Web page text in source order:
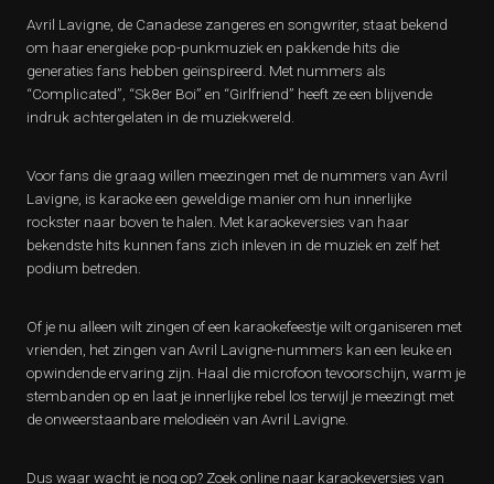
Avril Lavigne, de Canadese zangeres en songwriter, staat bekend
om haar energieke pop-punkmuziek en pakkende hits die
generaties fans hebben geïnspireerd. Met nummers als
“Complicated”, “Sk8er Boi” en “Girlfriend” heeft ze een blijvende
indruk achtergelaten in de muziekwereld.
Voor fans die graag willen meezingen met de nummers van Avril
Lavigne, is karaoke een geweldige manier om hun innerlijke
rockster naar boven te halen. Met karaokeversies van haar
bekendste hits kunnen fans zich inleven in de muziek en zelf het
podium betreden.
Of je nu alleen wilt zingen of een karaokefeestje wilt organiseren met
vrienden, het zingen van Avril Lavigne-nummers kan een leuke en
opwindende ervaring zijn. Haal die microfoon tevoorschijn, warm je
stembanden op en laat je innerlijke rebel los terwijl je meezingt met
de onweerstaanbare melodieën van Avril Lavigne.
Dus waar wacht je nog op? Zoek online naar karaokeversies van